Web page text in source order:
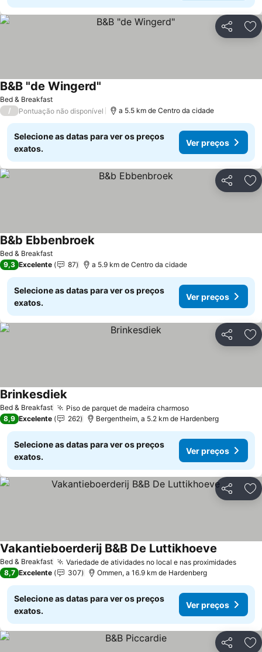
Partilhar
Bed & Breakfast
B&B "de Wingerd"
/ Pontuação não disponível a 5.5 km de Centro da cidade
Selecione as datas para ver os preços
exatos.
Ver preços
Partilhar
Bed & Breakfast
B&b Ebbenbroek
9,3 Excelente 87 a 5.9 km de Centro da cidade
Selecione as datas para ver os preços
exatos.
Ver preços
Partilhar
Bed & Breakfast Piso de parquet de madeira charmoso
Brinkesdiek
8,9 Excelente 262 Bergentheim, a 5.2 km de Hardenberg
Selecione as datas para ver os preços
exatos.
Ver preços
Partilhar
Bed & Breakfast Variedade de atividades no local e nas proximidades
Vakantieboerderij B&B De Luttikhoeve
8,7 Excelente 307 Ommen, a 16.9 km de Hardenberg
Selecione as datas para ver os preços
exatos.
Ver preços
Partilhar